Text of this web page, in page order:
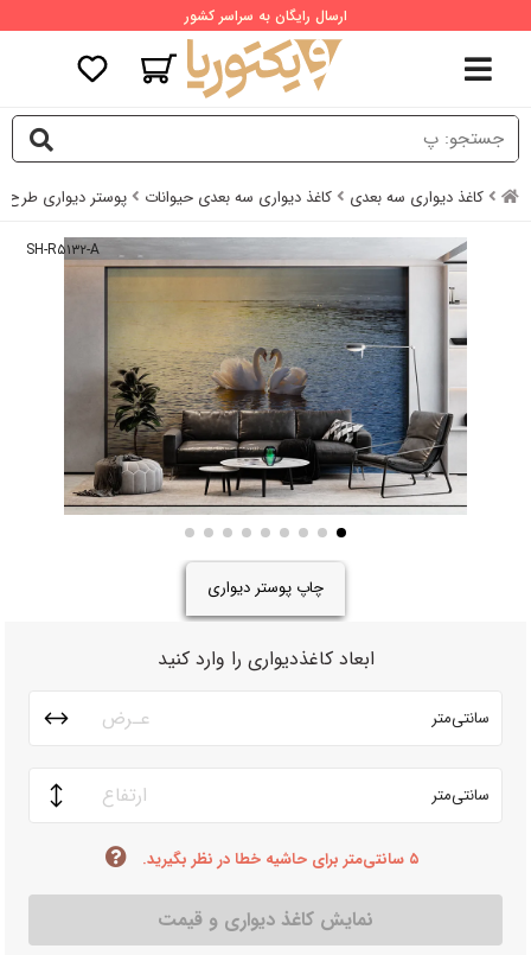
ارسال رایگان به سراسر کشور
کاغذ دیواری سه بعدی کاغذ دیواری سه بعدی حیوانات پوستر دیواری طرح
SH-R۵۱۳۲-A
چاپ پوستر دیواری
ابعاد کاغذدیواری را وارد کنید
سانتی‌متر
سانتی‌متر
۵ سانتی‌متر برای حاشیه خطا در نظر بگیرید.
نمایش کاغذ دیواری و قیمت